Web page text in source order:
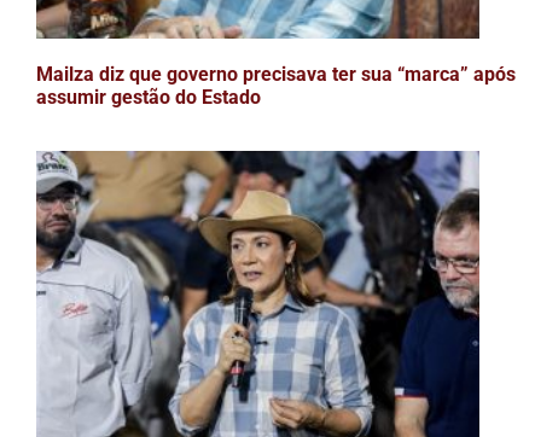
Mailza diz que governo precisava ter sua “marca” após
assumir gestão do Estado